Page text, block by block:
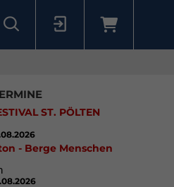
ST. PÖLTEN
- Berge Menschen